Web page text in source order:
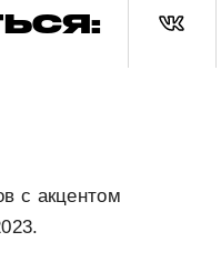
с акцентом